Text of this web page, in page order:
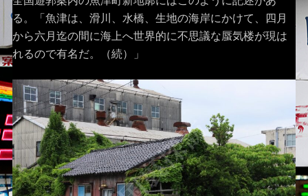
る。「魚津は、滑川、水橋、生地の海岸にかけて、四月
から六月迄の間に海上へ世界的に不思議な蜃気楼が現は
れるので有名だ。（続）」